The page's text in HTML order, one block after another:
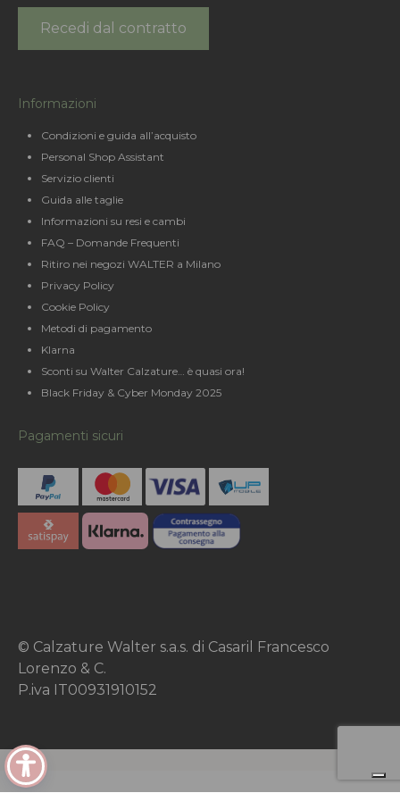
Recedi dal contratto
Informazioni
Condizioni e guida all’acquisto
Personal Shop Assistant
Servizio clienti
Guida alle taglie
Informazioni su resi e cambi
FAQ – Domande Frequenti
Ritiro nei negozi WALTER a Milano
Privacy Policy
Cookie Policy
Metodi di pagamento
Klarna
Sconti su Walter Calzature… è quasi ora!
Black Friday & Cyber Monday 2025
Pagamenti sicuri
© Calzature Walter s.a.s. di Casaril Francesco
Lorenzo & C.
P.iva IT00931910152